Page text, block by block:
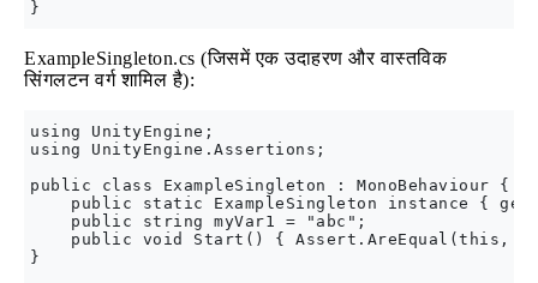
ExampleSingleton.cs (जिसमें एक उदाहरण और वास्तविक
सिंगलटन वर्ग शामिल है):
using UnityEngine;
using UnityEngine.Assertions;
public class ExampleSingleton : MonoBehaviour {
public static ExampleSingleton instance {
    public string myVar1 = "abc";
public void Start() { Assert.AreEqual(this,
}